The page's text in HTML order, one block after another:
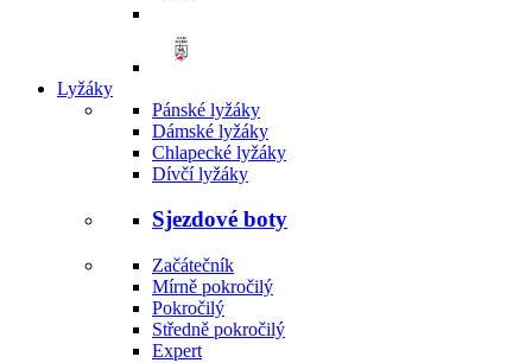
Lyžáky
Pánské lyžáky
Dámské lyžáky
Chlapecké lyžáky
Dívčí lyžáky
Sjezdové boty
Začátečník
Mírně pokročilý
Pokročilý
Středně pokročilý
Expert